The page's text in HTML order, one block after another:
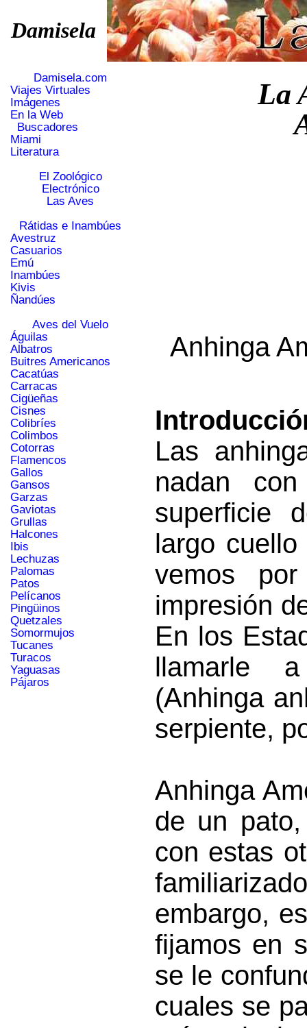
Damisela
Damisela.com
Viajes Virtuales
Imágenes
En la Web
Buscadores
Miami
Literatura
El Zoológico
Electrónico
Las Aves
Rátidas e Inambúes
Avestruz
Casuarios
Emú
Inambúes
Kivis
Ñandúes
Aves del Vuelo
Águilas
Albatros
Buitres Americanos
Cacatúas
Carracas
Cigüeñas
Cisnes
Colibríes
Colimbos
Cotorras
Flamencos
Gallos
Gansos
Garzas
Gaviotas
Grullas
Halcones
Ibis
Lechuzas
Palomas
Patos
Pelícanos
Pingüinos
Quetzales
Somormujos
Tucanes
Turacos
Yaguasas
Pájaros
La
Anhinga
Las
nadan
superficie
largo
vemos
impresión
En los
llamarle
(Anhinga
serpiente,
Anhinga
de un
con estas
embargo,
fijamos en
se le
cuales se